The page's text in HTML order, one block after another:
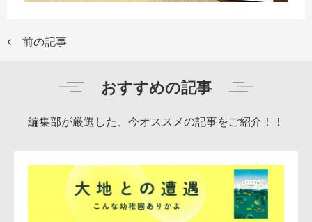
前の記事
おすすめの記事
編集部が厳選した、今オススメの記事をご紹介！！